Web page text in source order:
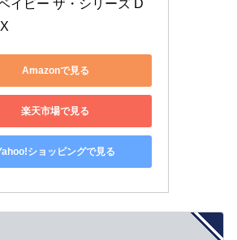
イビー ザ・シリーズ D
Amazonで見る
楽天市場で見る
ショッピングで見る